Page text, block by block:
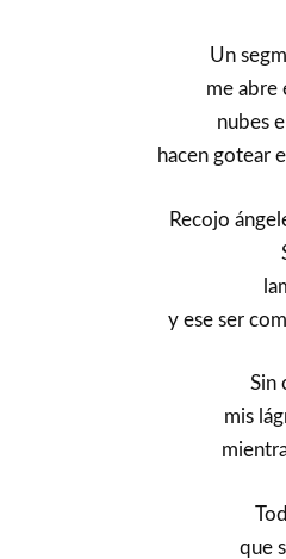
Un
me abre
nubes
hacen gotear
Recojo
y ese ser
Sin
mis
que